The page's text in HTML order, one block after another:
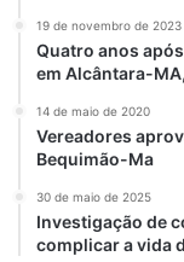
19 de novembro de 2023
Quatro anos
em Alcântara-
14 de maio de 2020
Vereadores
Bequimão-Ma
30 de maio de 2025
Investigação de
complicar a vida